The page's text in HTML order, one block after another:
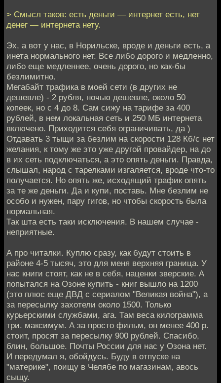
> Смысл таков: есть деньги — интернет есть, нет
денег — интернета нету.
Эх, а вот у нас, в Норильске, вроде и деньги есть, а
инета нормального нет. Все либо дорого и медленно,
либо еще медленнее, очень дорого, но как-бы
безлимитно.
Мегабайт трафика в моей сети (в других не
дешевле) - 2 рубля, ночью дешевле, около 50
копеек, но с 4 до 8. Сам сижу на тарифе за 400
рублей, в нем локальная сеть и 250 МБ интернета
включено. Приходится себя ограничивать, да )
Отдавать 3 тыщи за безлим на скорости 128 Кб/с нет
желания, к тому же это уже другой провайдер, на до
в их сеть подключаться, а это опять деньги. Правда,
слышал, народ с тарелками изгаляется, вроде что-то
получается. Но опять же, исходящий трафик опять
за те же деньги. Да и купи, поставь. Мне безлим не
особо и нужен, пару гигов, но чтобы скорость была
нормальная.
Так шта есть таки исключения. В нашем случае -
неприятные.
А про читалки. Куплю сразу, как будут стоить в
районе 4-5 тысяч, это для меня верхняя граница. У
нас книги стоят, как не в себя, наценки зверские. А
попытался на Озоне купить - книг вышло на 1200
(это плюс еще ДВД с сериалом "Великая война"), а
за пересылку захотели около 1500. Только
курьерскими службами, ага. Там веса килограмма
три. максимум. А за просто фильм, он менее 400 р.
стоит, просят за пересылку 900 рублей. Спасибо,
блин, большое. Почты России для нас у Озона нет.
И передумал я, обойдусь. Буду в отпуске на
"материке", поищу в Челябе по магазинам, авось
сыщу.